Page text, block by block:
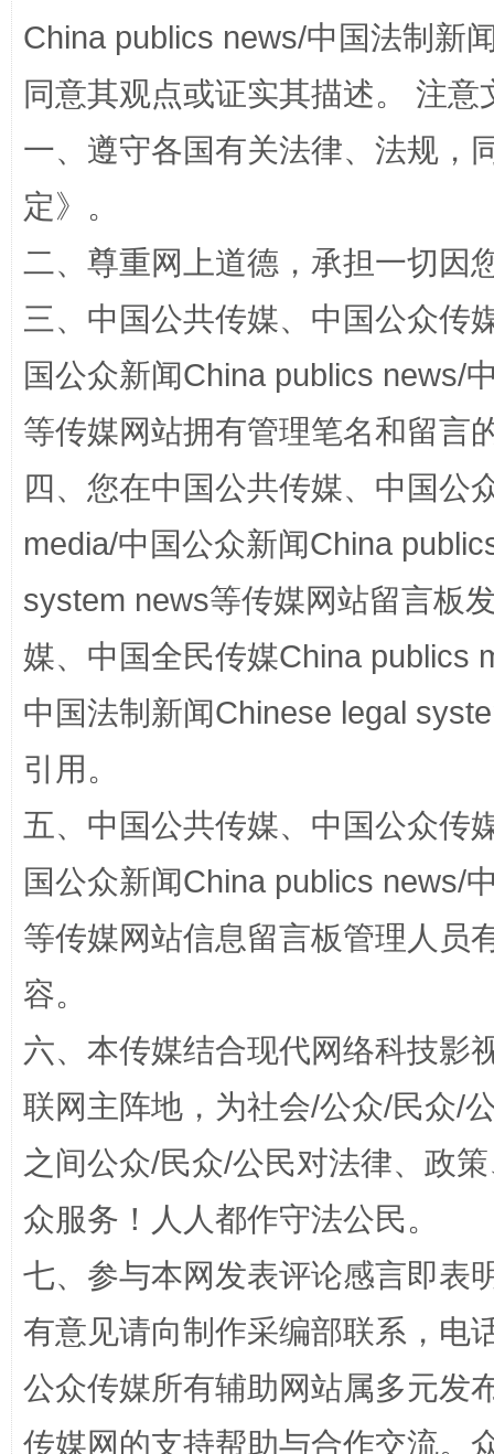
国家大学科技园优化重塑工作
扯下公款旅游的“隐身衣” 如何以
“蜀中异人”王建安的艺术幻境
China publics news/中国法制新
同意其观点或证实其描述。 注
一、遵守各国有关法律、法规，
定》。
二、尊重网上道德，承担一切因
三、中国公共传媒、中国公众传
国公众新闻China publics news/
等传媒网站拥有管理笔名和留言
四、您在中国公共传媒、中国公
media/中国公众新闻China
system news等传媒网站留言板
媒、中国全民传媒China publics
中国法制新闻Chinese legal
引用。
五、中国公共传媒、中国公众传
国公众新闻China publics news/
等传媒网站信息留言板管理人员
容。
六、本传媒结合现代网络科技影
联网主阵地，为社会/公众/民众/
之间公众/民众/公民对法律、政
众服务！人人都作守法公民。
七、参与本网发表评论感言即表
有意见请向制作采编部联系，电
公众传媒所有辅助网站属多元发
传媒网的支持帮助与合作交流。